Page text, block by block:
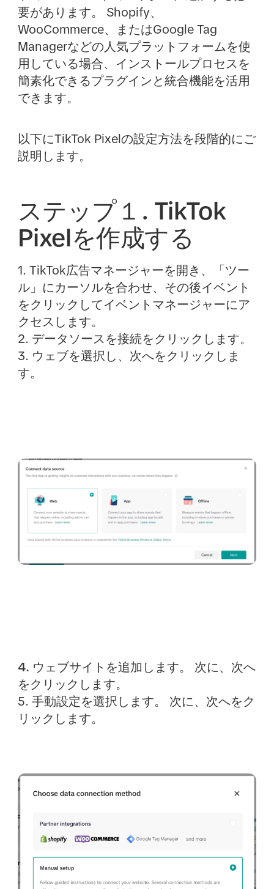
要があります。 Shopify、
WooCommerce、またはGoogle Tag
Managerなどの人気プラットフォームを使
用している場合、インストールプロセスを
簡素化できるプラグインと統合機能を活用
できます。
以下にTikTok Pixelの設定方法を段階的にご
説明します。
ステップ１. TikTok
Pixelを作成する
1. TikTok広告マネージャーを開き、「ツー
ル」にカーソルを合わせ、その後イベント
をクリックしてイベントマネージャーにア
クセスします。
2. データソースを接続をクリックします。
3. ウェブを選択し、 次へをクリックしま
す。
4. ウェブサイトを追加します。 次に、 次へ
をクリックします。
5. 手動設定を選択します。 次に、 次へをク
リックします。